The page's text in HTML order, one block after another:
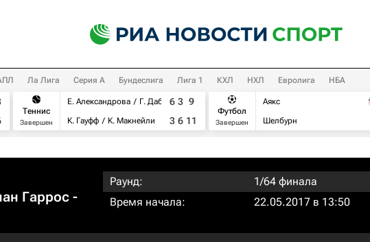
Ла Лига Серия А Бундеслига Лига 1 КХЛ НХЛ Евролига НБА
Теннис
Завершен
Е. Александрова
Г. Дабровски
К. Гауфф
К. Макнейли
6 3 9
3 6 11
Футбол
Завершен
Аякс
Шелбурн
Гаррос -
Раунд:
1/64 финала
Время начала:
22.05.2017 в 13:50